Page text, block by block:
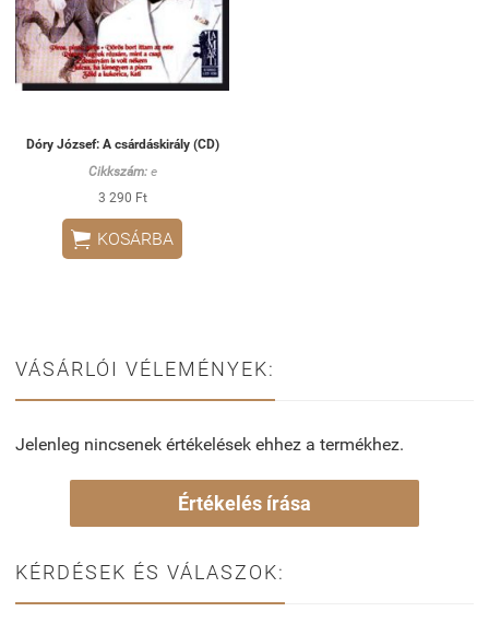
Dóry József: A csárdáskirály (CD)
Cikkszám:e
3 290 Ft
 KOSÁRBA
VÁSÁRLÓI VÉLEMÉNYEK:
Jelenleg nincsenek értékelések ehhez a termékhez.
Értékelés írása
KÉRDÉSEK ÉS VÁLASZOK: